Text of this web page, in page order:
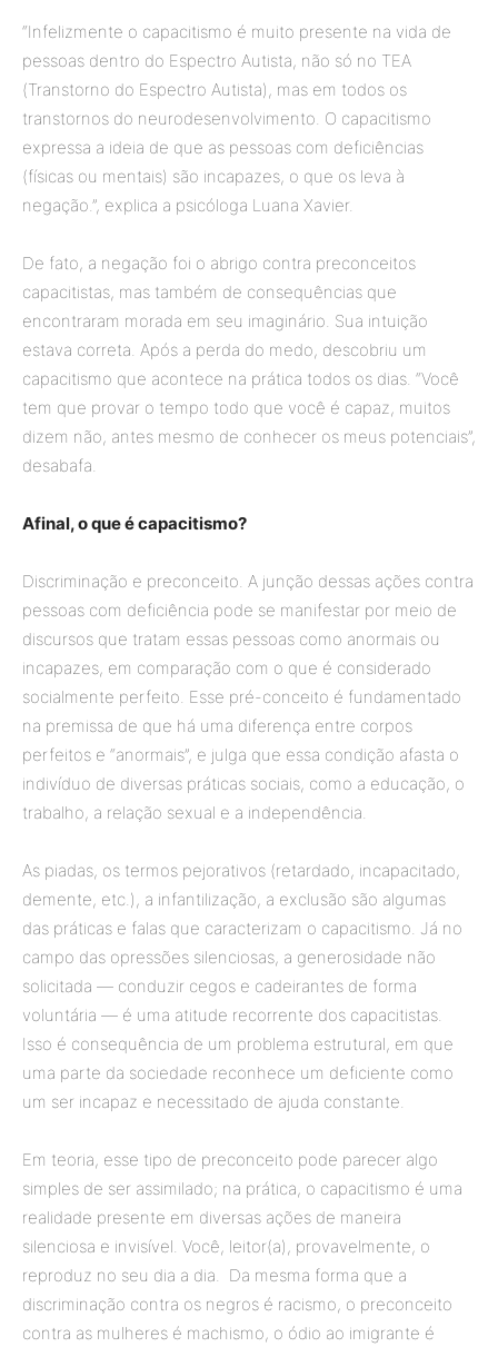
“Infelizmente o capacitismo é muito presente na vida de
pessoas dentro do Espectro Autista, não só no TEA
(Transtorno do Espectro Autista), mas em todos os
transtornos do neurodesenvolvimento. O capacitismo
expressa a ideia de que as pessoas com deficiências
(físicas ou mentais) são incapazes, o que os leva à
negação.”, explica a psicóloga Luana Xavier.
De fato, a negação foi o abrigo contra preconceitos
capacitistas, mas também de consequências que
encontraram morada em seu imaginário. Sua intuição
estava correta. Após a perda do medo, descobriu um
capacitismo que acontece na prática todos os dias. “Você
tem que provar o tempo todo que você é capaz, muitos
dizem não, antes mesmo de conhecer os meus potenciais”,
desabafa.
Afinal, o que é capacitismo?
Discriminação e preconceito. A junção dessas ações contra
pessoas com deficiência pode se manifestar por meio de
discursos que tratam essas pessoas como anormais ou
incapazes, em comparação com o que é considerado
socialmente perfeito. Esse pré-conceito é fundamentado
na premissa de que há uma diferença entre corpos
perfeitos e “anormais”, e julga que essa condição afasta o
indivíduo de diversas práticas sociais, como a educação, o
trabalho, a relação sexual e a independência.
As piadas, os termos pejorativos (retardado, incapacitado,
demente, etc.), a infantilização, a exclusão são algumas
das práticas e falas que caracterizam o capacitismo. Já no
campo das opressões silenciosas, a generosidade não
solicitada — conduzir cegos e cadeirantes de forma
voluntária — é uma atitude recorrente dos capacitistas.
Isso é consequência de um problema estrutural, em que
uma parte da sociedade reconhece um deficiente como
um ser incapaz e necessitado de ajuda constante.
Em teoria, esse tipo de preconceito pode parecer algo
simples de ser assimilado; na prática, o capacitismo é uma
realidade presente em diversas ações de maneira
silenciosa e invisível. Você, leitor(a), provavelmente, o
reproduz no seu dia a dia. Da mesma forma que a
discriminação contra os negros é racismo, o preconceito
contra as mulheres é machismo, o ódio ao imigrante é